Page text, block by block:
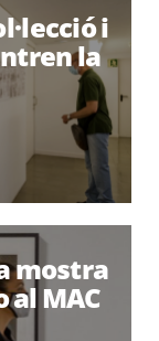
i
la
mostra
MAC